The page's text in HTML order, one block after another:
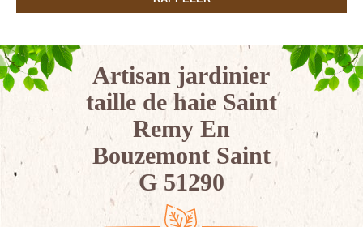
Artisan jardinier
taille de haie Saint
Remy En
Bouzemont Saint
G 51290